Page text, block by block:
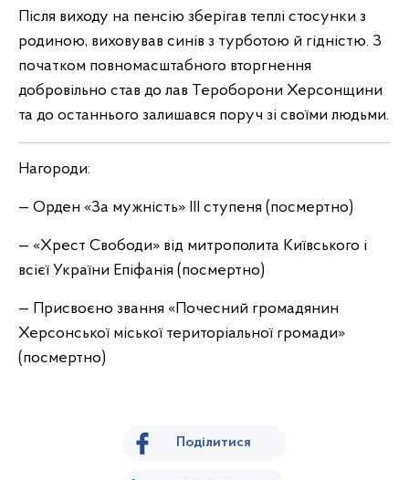
Після виходу на пенсію зберігав теплі стосунки з
родиною, виховував синів з турботою й гідністю. З
початком повномасштабного вторгнення
добровільно став до лав Тероборони Херсонщини
та до останнього залишався поруч зі своїми людьми.
Нагороди:
— Орден «За мужність» ІІІ ступеня (посмертно)
— «Хрест Свободи» від митрополита Київського і
всієї України Епіфанія (посмертно)
— Присвоєно звання «Почесний громадянин
Херсонської міської територіальної громади»
(посмертно)
Поділитися